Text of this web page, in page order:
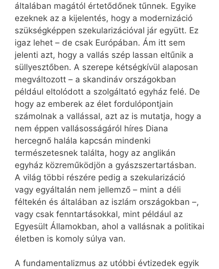
általában magától értetődőnek tűnnek. Egyike
ezeknek az a kijelentés, hogy a modernizáció
szükségképpen szekularizációval jár együtt. Ez
igaz lehet – de csak Európában. Ám itt sem
jelenti azt, hogy a vallás szép lassan eltűnik a
süllyesztőben. A szerepe kétségkívül alaposan
megváltozott – a skandináv országokban
például eltolódott a szolgáltató egyház felé. De
hogy az emberek az élet fordulópontjain
számolnak a vallással, azt az is mutatja, hogy a
nem éppen vallásosságáról híres Diana
hercegnő halála kapcsán mindenki
természetesnek találta, hogy az anglikán
egyház közreműködjön a gyászszertartásban.
A világ többi részére pedig a szekularizáció
vagy egyáltalán nem jellemző – mint a déli
féltekén és általában az iszlám országokban –,
vagy csak fenntartásokkal, mint például az
Egyesült Államokban, ahol a vallásnak a politikai
életben is komoly súlya van.
A fundamentalizmus az utóbbi évtizedek egyik